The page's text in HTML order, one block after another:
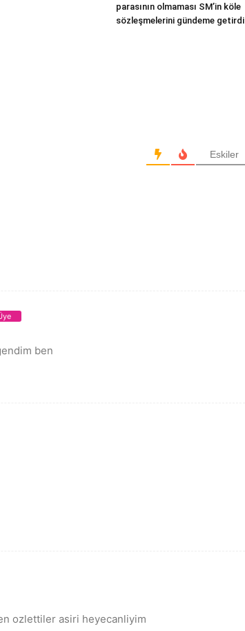
parasının olmaması SM’in köle
sözleşmelerini gündeme getirdi
Eskiler
ben
ozlettiler asiri heyecanliyim